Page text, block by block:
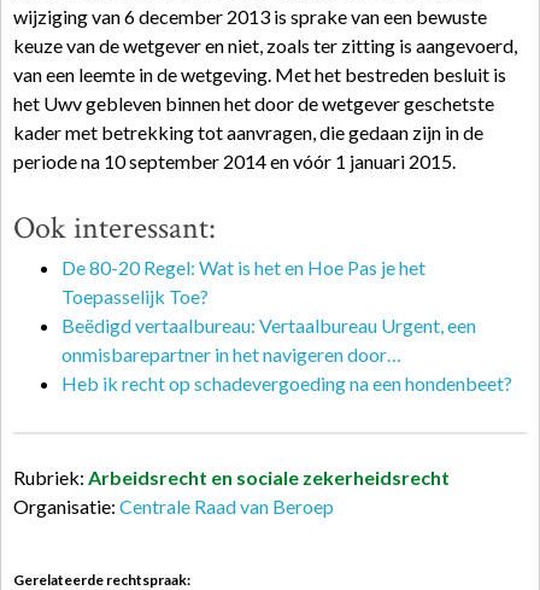
wijziging van 6 december 2013 is sprake van een bewuste
keuze van de wetgever en niet, zoals ter zitting is aangevoerd,
van een leemte in de wetgeving. Met het bestreden besluit is
het Uwv gebleven binnen het door de wetgever geschetste
kader met betrekking tot aanvragen, die gedaan zijn in de
periode na 10 september 2014 en vóór 1 januari 2015.
Ook interessant:
De 80-20 Regel: Wat is het en Hoe Pas je het
Toepasselijk Toe?
Beëdigd vertaalbureau: Vertaalbureau Urgent, een
onmisbarepartner in het navigeren door…
Heb ik recht op schadevergoeding na een hondenbeet?
Rubriek: Arbeidsrecht en sociale zekerheidsrecht
Organisatie: Centrale Raad van Beroep
Gerelateerde rechtspraak: